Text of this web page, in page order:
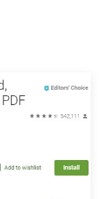
Vorlagen.